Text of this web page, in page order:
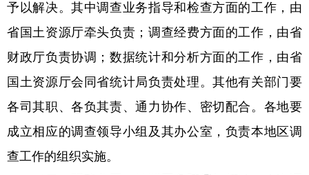
予以解决。其中调查业务指导和检查方面的工作，由
省国土资源厅牵头负责；调查经费方面的工作，由省
财政厅负责协调；数据统计和分析方面的工作，由省
国土资源厅会同省统计局负责处理。其他有关部门要
各司其职、各负其责、通力协作、密切配合。各地要
成立相应的调查领导小组及其办公室，负责本地区调
查工作的组织实施。